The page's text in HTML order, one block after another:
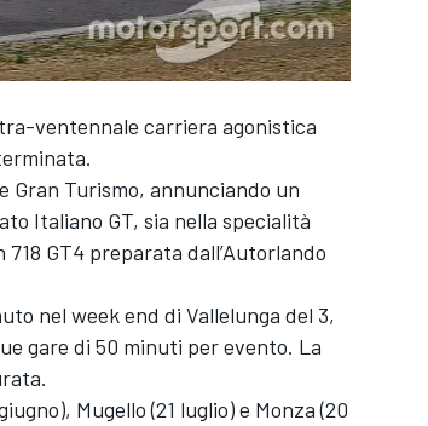
ventennale carriera agonistica
Turismo, annunciando un
Italiano GT, sia nella specialità
GT4 preparata dall’Autorlando
nel week end di Vallelunga del 3,
gare di 50 minuti per evento. La
Mugello (21 luglio) e Monza (20